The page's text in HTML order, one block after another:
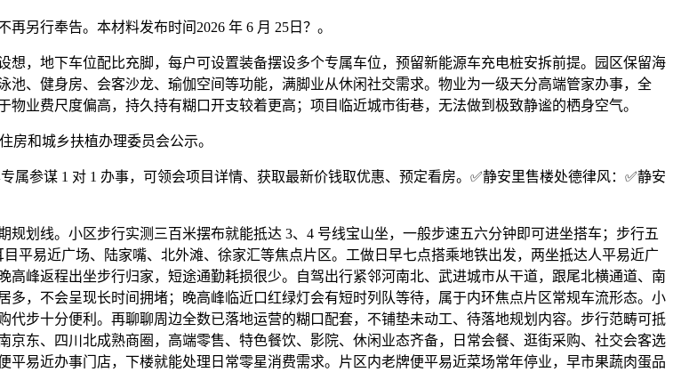
行奉告。本材料发布时间2026 年 6 月 25日？。
地下车位配比充脚，每户可设置装备摆设多个专属车位，预留新能源车充电桩安拆前提。园区保留海
、健身房、会客沙龙、瑜伽空间等功能，满脚业从休闲社交需求。物业为一级天分高端管家办事，全
业费尺度偏高，持久持有糊口开支较着更高；项目临近城市街巷，无法做到极致静谧的栖身空气。
和城乡扶植办理委员会公示。
参谋 1 对 1 办事，可领会项目详情、获取最新价钱取优惠、预定看房。✅静安里售楼处德律风：✅静安
线。小区步行实测三百米摆布就能抵达 3、4 号线宝山坐，一般步速五六分钟即可进坐搭车；步行五
平易近广场、陆家嘴、北外滩、徐家汇等焦点片区。工做日早七点搭乘地铁出发，两坐抵达人平易近广
峰返程出坐步行归家，短途通勤耗损很少。自驾出行紧邻河南北、武进城市从干道，跟尾北横通道、南
，不会呈现长时间拥堵；晚高峰临近口红绿灯会有短时列队等待，属于内环焦点片区常规车流形态。小
步十分便利。再聊聊周边全数已落地运营的糊口配套，不铺垫未动工、待落地规划内容。步行范畴可抵
东、四川北成熟商圈，高端零售、特色餐饮、影院、休闲业态齐备，日常会餐、逛街采购、社交会客选
易近办事门店，下楼就能处理日常零星消费需求。片区内老牌便平易近菜场常年停业，早市果蔬肉蛋品